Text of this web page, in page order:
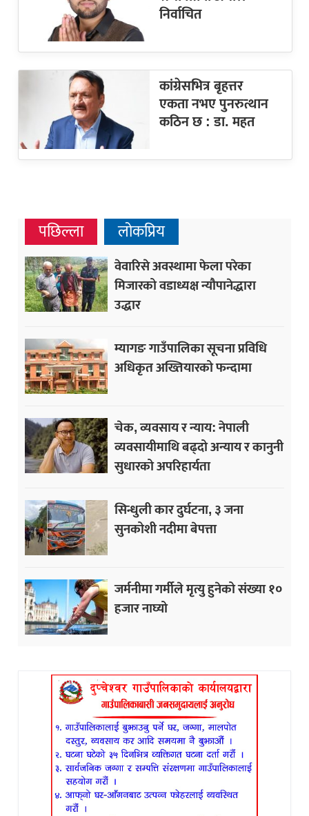
निर्वाचित
कांग्रेसभित्र बृहत्तर
एकता नभए पुनरुत्थान
कठिन छ : डा. महत
पछिल्ला लोकप्रिय
वेवारिसे अवस्थामा फेला परेका
मिजारको वडाध्यक्ष न्यौपानेद्धारा
उद्धार
म्यागङ गाउँपालिका सूचना प्रविधि
अधिकृत अख्तियारको फन्दामा
चेक, व्यवसाय र न्याय: नेपाली
व्यवसायीमाथि बढ्दो अन्याय र कानुनी
सुधारको अपरिहार्यता
सिन्धुली कार दुर्घटना, ३ जना
सुनकोशी नदीमा बेपत्ता
जर्मनीमा गर्मीले मृत्यु हुनेको संख्या १०
हजार नाघ्यो